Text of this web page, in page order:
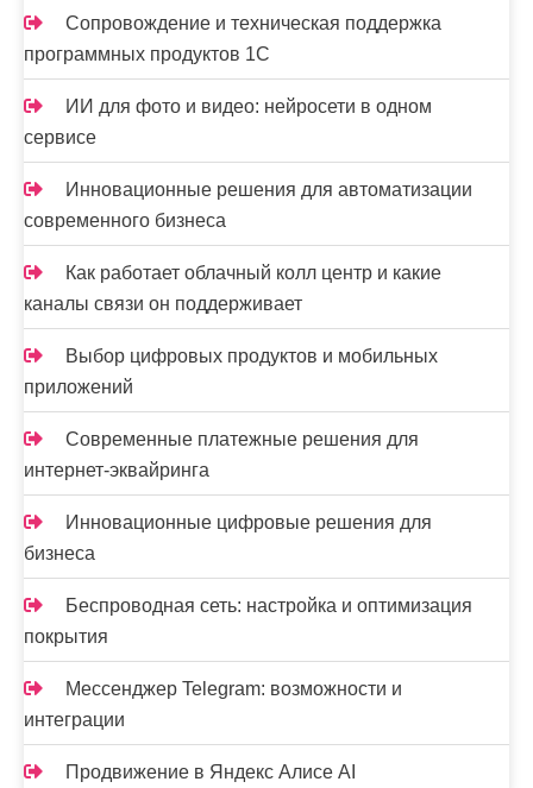
Сопровождение и техническая поддержка
программных продуктов 1С
ИИ для фото и видео: нейросети в одном
сервисе
Инновационные решения для автоматизации
современного бизнеса
Как работает облачный колл центр и какие
каналы связи он поддерживает
Выбор цифровых продуктов и мобильных
приложений
Современные платежные решения для
интернет-эквайринга
Инновационные цифровые решения для
бизнеса
Беспроводная сеть: настройка и оптимизация
покрытия
Мессенджер Telegram: возможности и
интеграции
Продвижение в Яндекс Алисе AI